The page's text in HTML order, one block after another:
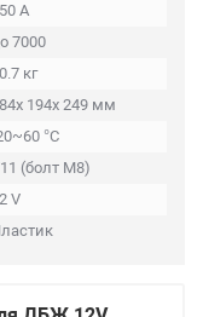
А
7000
кг
194х 249 мм
°C
(болт М8)
V